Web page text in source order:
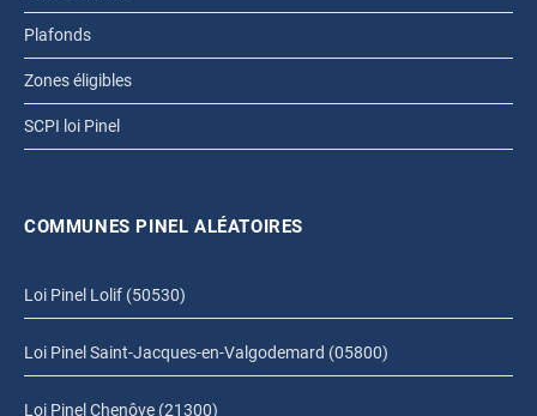
Plafonds
Zones éligibles
SCPI loi Pinel
COMMUNES PINEL ALÉATOIRES
Loi Pinel Lolif (50530)
Loi Pinel Saint-Jacques-en-Valgodemard (05800)
Loi Pinel Chenôve (21300)